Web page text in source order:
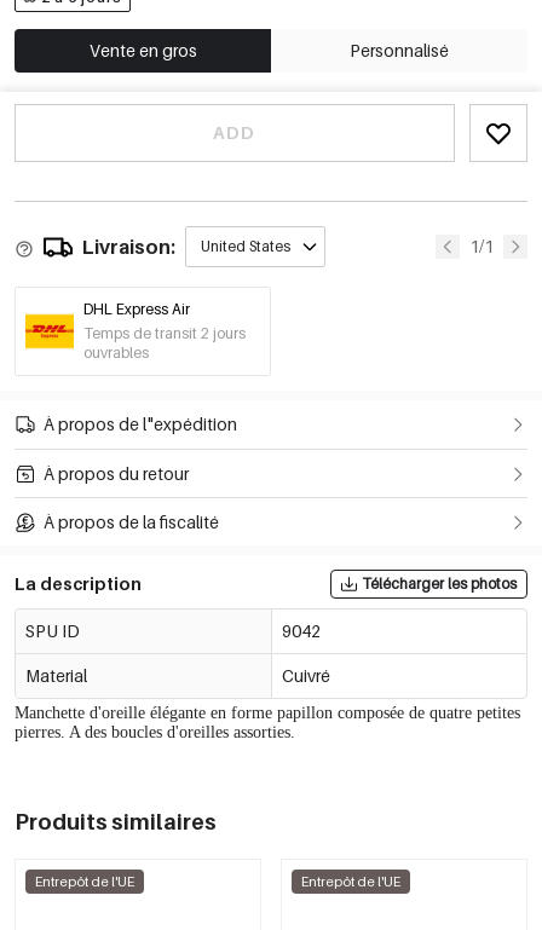
Vente en gros Personnalisé
ADD
Livraison: United States 1/1
DHL Express Air
Temps de transit 2 jours
ouvrables
À propos de l"expédition
À propos du retour
À propos de la fiscalité
La description Télécharger les photos
SPU ID 9042
Material Cuivré
Manchette d'oreille élégante en forme papillon composée de quatre petites
pierres. A des boucles d'oreilles assorties.
Produits similaires
Entrepôt de l'UE Entrepôt de l'UE